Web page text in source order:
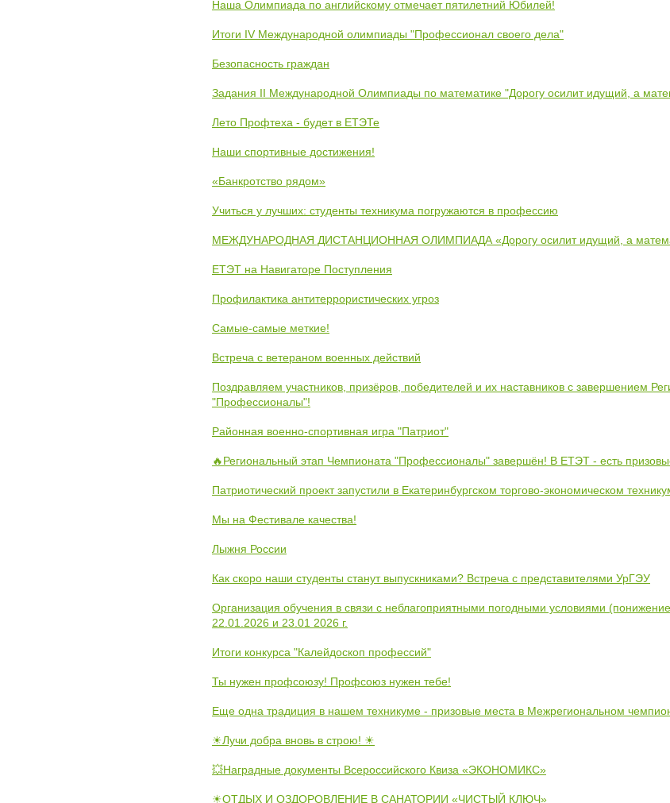
Наша Олимпиада по английскому отмечает пятилетний Юбилей!
Итоги IV Международной олимпиады "Профессионал своего дела"
Безопасность граждан
Задания II Международной Олимпиады по математике "Дорогу осилит идущий, а
Лето Профтеха - будет в ЕТЭТе
Наши спортивные достижения!
«Банкротство рядом»
Учиться у лучших: студенты техникума погружаются в профессию
МЕЖДУНАРОДНАЯ ДИСТАНЦИОННАЯ ОЛИМПИАДА «Дорогу осилит идущий, а
ЕТЭТ на Навигаторе Поступления
Профилактика антитеррористических угроз
Самые-самые меткие!
Встреча с ветераном военных действий
Поздравляем участников, призёров, победителей и их наставников с завершением
"Профессионалы"!
Районная военно-спортивная игра "Патриот"
🔥Региональный этап Чемпионата "Профессионалы" завершён! В ЕТЭТ - есть
Патриотический проект запустили в Екатеринбургском торгово-экономическом
Мы на Фестивале качества!
Лыжня России
Как скоро наши студенты станут выпускниками? Встреча с представителями УрГЭУ
Организация обучения в связи с неблагоприятными погодными условиями
22.01.2026 и 23.01 2026 г.
Итоги конкурса "Калейдоскоп профессий"
Ты нужен профсоюзу! Профсоюз нужен тебе!
Еще одна традиция в нашем техникуме - призовые места в Межрегиональном
☀Лучи добра вновь в строю! ☀
💥Наградные документы Всероссийского Квиза «ЭКОНОМИКС»
☀ОТДЫХ И ОЗДОРОВЛЕНИЕ В САНАТОРИИ «ЧИСТЫЙ КЛЮЧ»